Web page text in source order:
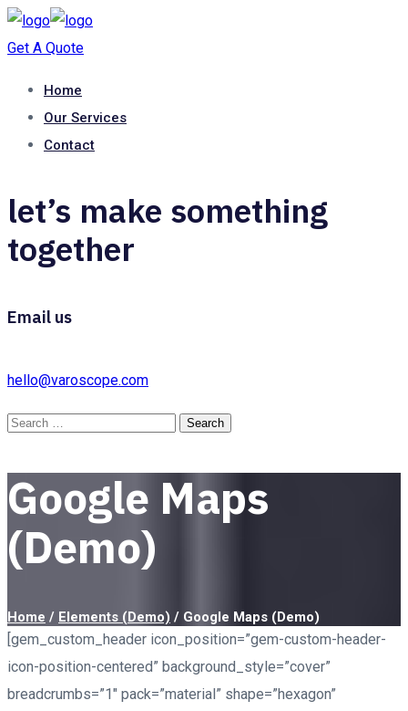
Get A Quote
Home
Our Services
Contact
let’s make something
together
Email us
hello@varoscope.com
Google Maps
(Demo)
Home / Elements (Demo) / Google Maps (Demo)
[gem_custom_header icon_position=”gem-custom-header-
icon-position-centered” background_style=”cover”
breadcrumbs=”1″ pack=”material” shape=”hexagon”